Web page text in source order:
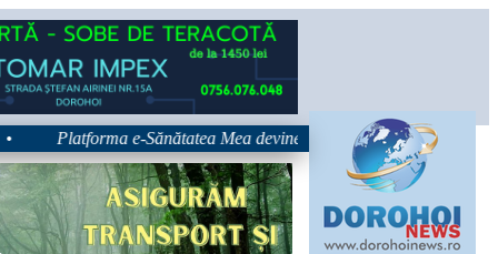
Platforma e-Sănătatea Mea devine disponibilă pe 1 septembrie: